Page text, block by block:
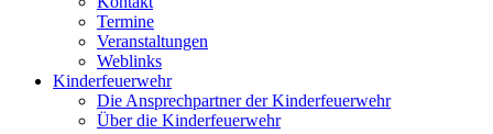
Termine
Veranstaltungen
Weblinks
Kinderfeuerwehr
Die Ansprechpartner der Kinderfeuerwehr
Über die Kinderfeuerwehr